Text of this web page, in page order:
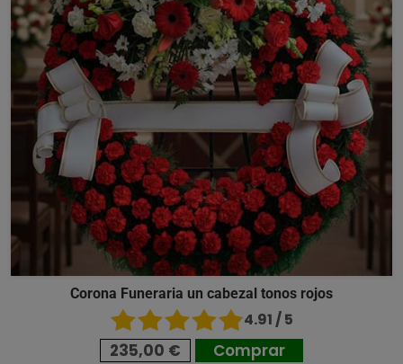
Corona Funeraria un cabezal tonos rojos
4.91 / 5
235,00 € Comprar